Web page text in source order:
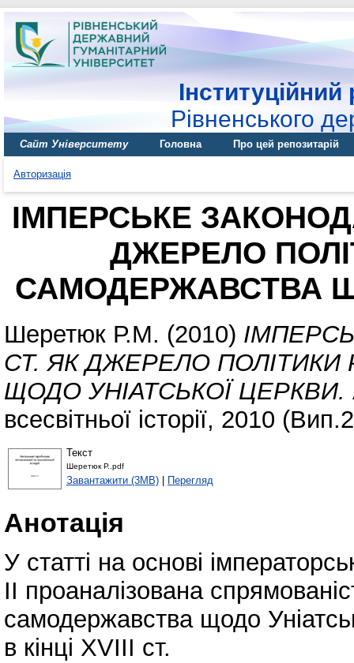
Інституційний
Рівненського
Сайт Університету Головна Про цей репозитарій
Авторизація
ІМПЕРСЬКЕ
ДЖЕРЕЛО
САМОДЕРЖАВСТВА
Шеретюк Р.М. (2010)
СТ. ЯК ДЖЕРЕЛО
ЩОДО УНІАТСЬКОЇ ЦЕРКВИ.
всесвітньої історії, 2010
Текст
Шеретюк Р..pdf
Завантажити (3MB) | Перегляд
Анотація
У статті на основі
II проаналізована
самодержавства щодо
в кінці XVIII ст.